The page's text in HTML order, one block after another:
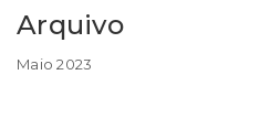
Arquivo
Maio 2023